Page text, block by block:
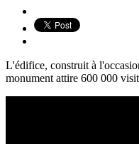
L'édifice, construit à
monument attire 600 000